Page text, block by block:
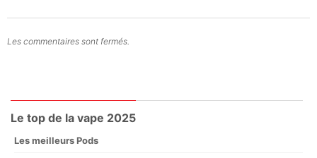
Les commentaires sont fermés.
Le top de la vape 2025
Les meilleurs Pods